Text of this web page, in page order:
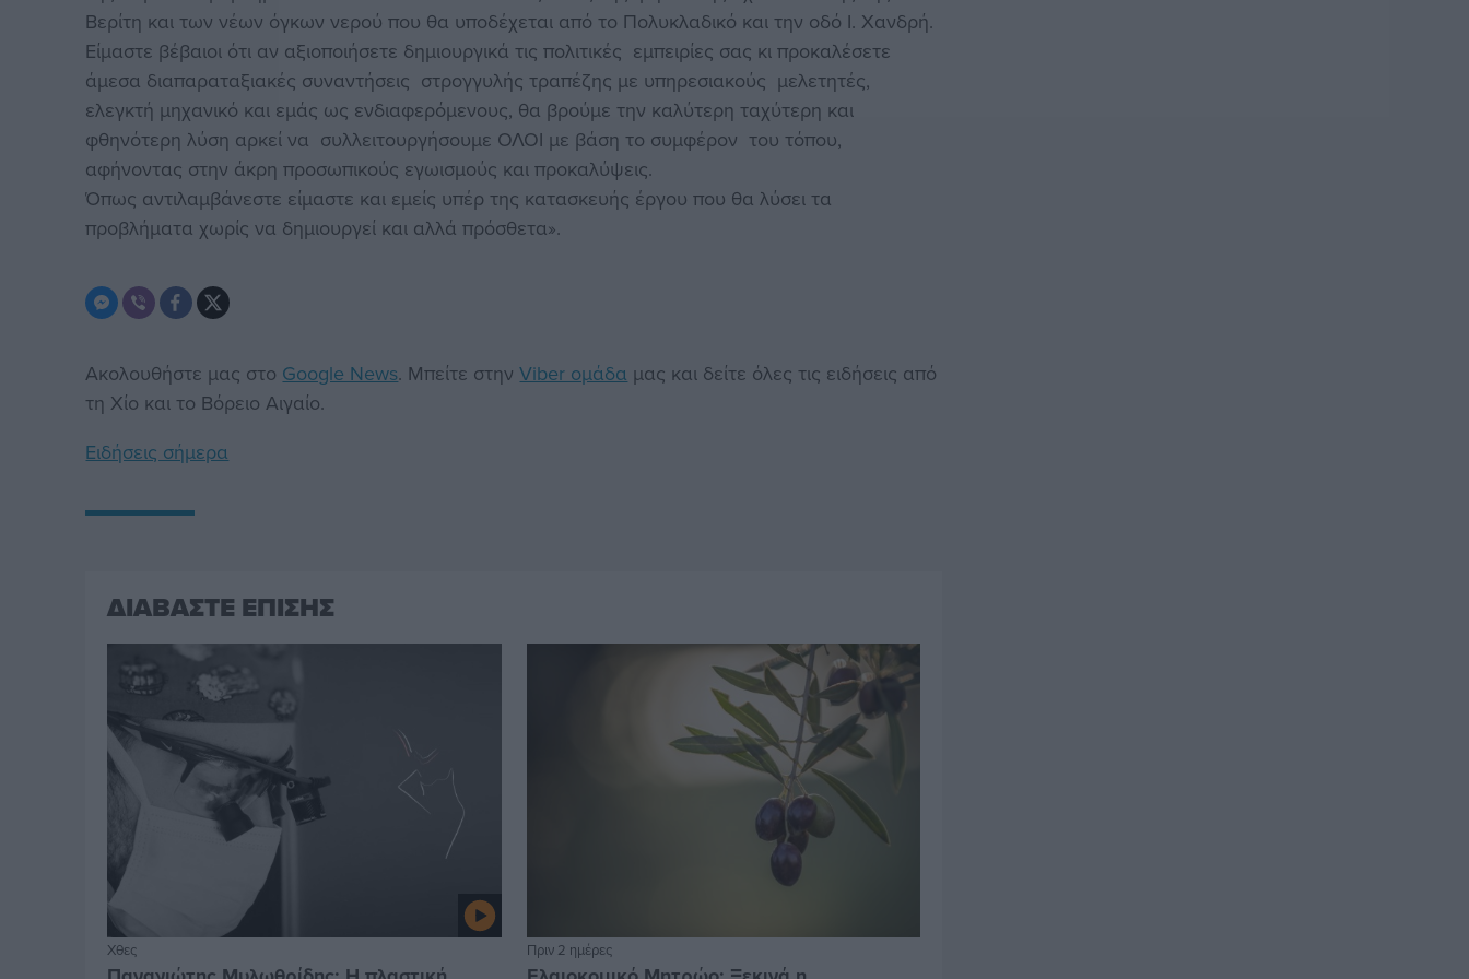
Βερίτη και των νέων όγκων νερού που θα υποδέχεται από το Πολυκλαδικό και την οδό Ι. Χανδρή.
Είμαστε βέβαιοι ότι αν αξιοποιήσετε δημιουργικά τις πολιτικές εμπειρίες σας κι προκαλέσετε
άμεσα διαπαραταξιακές συναντήσεις στρογγυλής τραπέζης με υπηρεσιακούς μελετητές,
ελεγκτή μηχανικό και εμάς ως ενδιαφερόμενους, θα βρούμε την καλύτερη ταχύτερη και
φθηνότερη λύση αρκεί να συλλειτουργήσουμε ΟΛΟΙ με βάση το συμφέρον του τόπου,
αφήνοντας στην άκρη προσωπικούς εγωισμούς και προκαλύψεις.
Όπως αντιλαμβάνεστε είμαστε και εμείς υπέρ της κατασκευής έργου που θα λύσει τα
προβλήματα χωρίς να δημιουργεί και αλλά πρόσθετα».
Ακολουθήστε μας στο Google News. Μπείτε στηνViber ομάδα μας και δείτε όλες τις ειδήσεις από
τη Χίο και το Βόρειο Αιγαίο.
Ειδήσεις σήμερα
ΔΙΑΒΑΣΤΕ ΕΠΙΣΗΣ
Χθες Πριν 2 ημέρες